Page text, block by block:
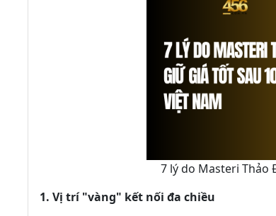
7 lý do Masteri Thảo
1. Vị trí "vàng" kết nối đa chiều